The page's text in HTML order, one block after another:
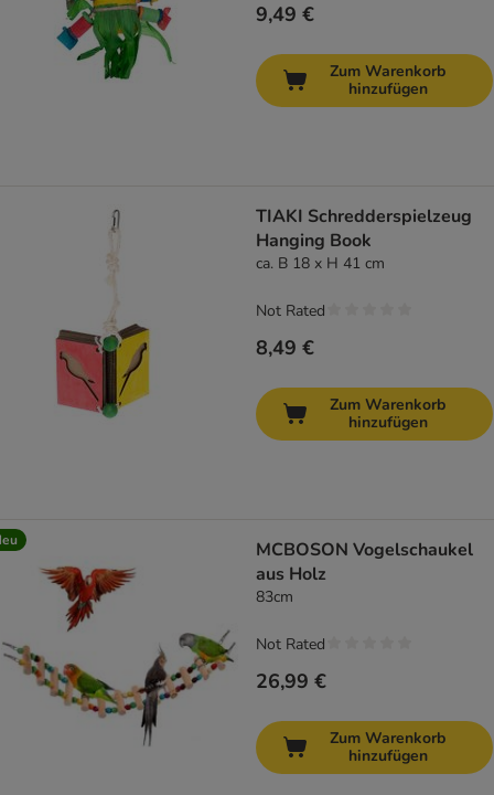
9,49 €
Zum Warenkorb
hinzufügen
TIAKI Schredderspielzeug
Hanging Book
ca. B 18 x H 41 cm
8,49 €
Not Rated
Zum Warenkorb
hinzufügen
MCBOSON Vogelschaukel
aus Holz
83cm
26,99 €
Not Rated
Zum Warenkorb
hinzufügen